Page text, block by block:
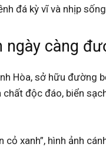
đá kỳ vĩ và nhịp
ngày càng
Hòa, sở hữu đường
chất độc đáo, biển
cỏ xanh”, hình ảnh